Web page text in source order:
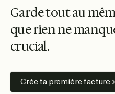
Gardetoutaumêm
queriennemanqu
crucial.
Crée ta première facture